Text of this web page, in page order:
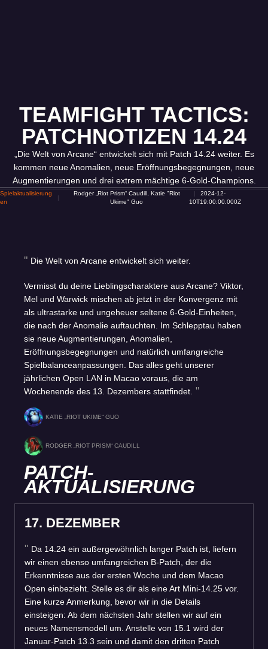
TEAMFIGHT TACTICS:
PATCHNOTIZEN 14.24
„Die Welt von Arcane“ entwickelt sich mit Patch 14.24 weiter. Es
kommen neue Anomalien, neue Eröffnungsbegegnungen, neue
Augmentierungen und drei extrem mächtige 6-Gold-Champions.
Spielaktualisierung
en
Rodger „Riot Prism“ Caudill, Katie "Riot
Ukime" Guo
2024-12-
10T19:00:00.000Z
Die Welt von Arcane entwickelt sich weiter.
Vermisst du deine Lieblingscharaktere aus Arcane? Viktor,
Mel und Warwick mischen ab jetzt in der Konvergenz mit
als ultrastarke und ungeheuer seltene 6-Gold-Einheiten,
die nach der Anomalie auftauchten. Im Schlepptau haben
sie neue Augmentierungen, Anomalien,
Eröffnungsbegegnungen und natürlich umfangreiche
Spielbalanceanpassungen. Das alles geht unserer
jährlichen Open LAN in Macao voraus, die am
Wochenende des 13. Dezembers stattfindet.
KATIE „RIOT UKIME“ GUO
RODGER „RIOT PRISM“ CAUDILL
PATCH-
AKTUALISIERUNG
17. DEZEMBER
Da 14.24 ein außergewöhnlich langer Patch ist, liefern
wir einen ebenso umfangreichen B-Patch, der die
Erkenntnisse aus der ersten Woche und dem Macao
Open einbezieht. Stelle es dir als eine Art Mini-14.25 vor.
Eine kurze Anmerkung, bevor wir in die Details
einsteigen: Ab dem nächsten Jahr stellen wir auf ein
neues Namensmodell um. Anstelle von 15.1 wird der
Januar-Patch 13.3 sein und damit den dritten Patch